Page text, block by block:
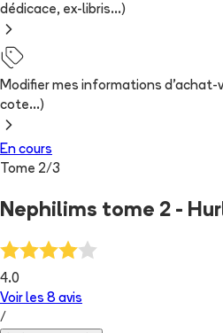
dédicace, ex-libris...)
Modifier mes informations d'achat-
cote...)
En cours
Tome 2/3
Nephilims tome 2 -
4.0
Voir les 8 avis
/